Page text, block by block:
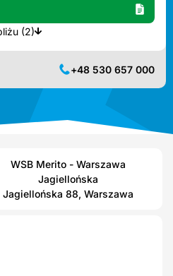
Więcej drukarek A4 w pobliżu (2)
+48 530 657 000
WSB Merito - Warszawa
Jagiellońska
Jagiellońska 88, Warszawa